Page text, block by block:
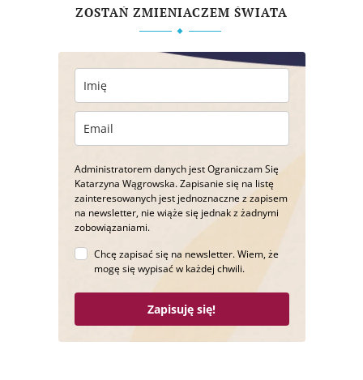
ZOSTAŃ ZMIENIACZEM ŚWIATA
Administratorem danych jest Ograniczam Się
Katarzyna Wągrowska. Zapisanie się na listę
zainteresowanych jest jednoznaczne z zapisem
na newsletter, nie wiąże się jednak z żadnymi
zobowiązaniami.
Chcę zapisać się na newsletter. Wiem, że
mogę się wypisać w każdej chwili.
Zapisuję się!